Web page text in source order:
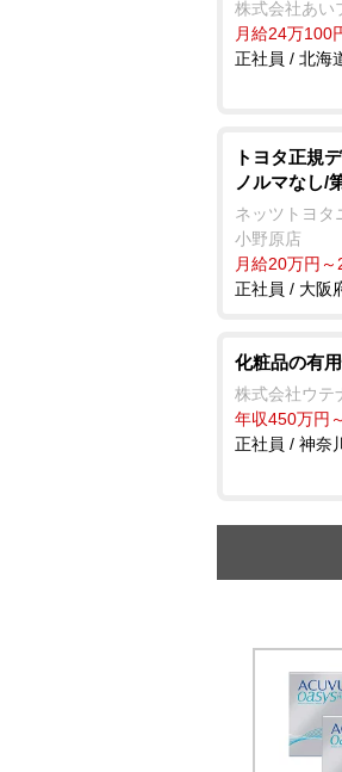
株式会社あい
月給24万100
正社員 / 北海
トヨタ正規
ノルマなし/
ネッツトヨタ
小野原店
月給20万円～
正社員 / 大阪
化粧品の有
株式会社ウテ
年収450万円
正社員 / 神奈